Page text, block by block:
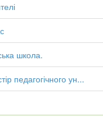
школа.
педагогічного ун...